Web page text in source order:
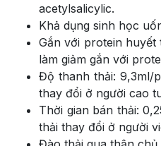
acetylsalicylic.
Khả dụng sinh học
Gắn với protein
làm giảm gắn với
Độ thanh thải: 9,3ml/
thay đổi ở người cao
Thời gian bán thải:
thải thay đổi ở người